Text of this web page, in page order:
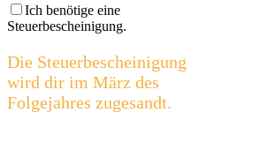
Ich benötige eine
Steuerbescheinigung.
Die Steuerbescheinigung
wird dir im März des
Folgejahres zugesandt.